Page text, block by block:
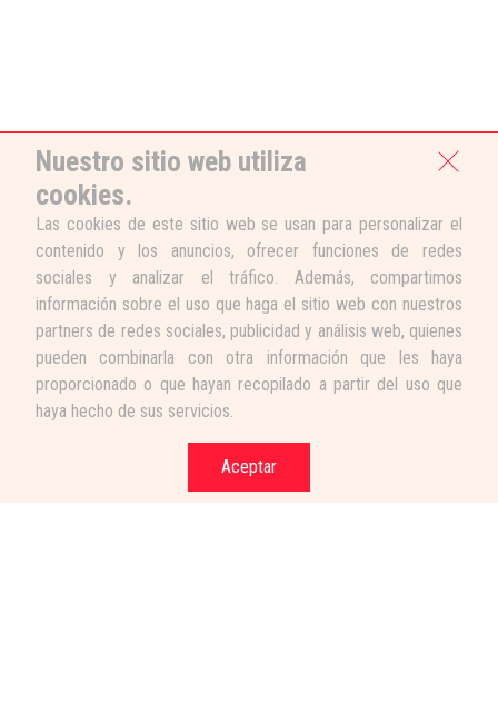
Nuestro sitio web utiliza
cookies.
Las cookies de este sitio web se usan para personalizar el
contenido y los anuncios, ofrecer funciones de redes
sociales y analizar el tráfico. Además, compartimos
información sobre el uso que haga el sitio web con nuestros
partners de redes sociales, publicidad y análisis web, quienes
pueden combinarla con otra información que les haya
proporcionado o que hayan recopilado a partir del uso que
haya hecho de sus servicios.
Aceptar